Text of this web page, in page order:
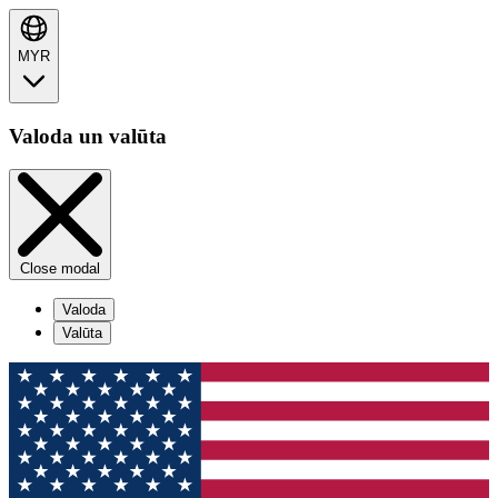
MYR
Valoda un valūta
Close modal
Valoda
Valūta